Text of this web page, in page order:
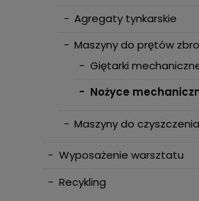
- Agregaty tynkarskie
- Maszyny do prętów
- Giętarki
- Nożyce
- Maszyny do czyszczenia
- Wyposażenie warsztatu
- Recykling